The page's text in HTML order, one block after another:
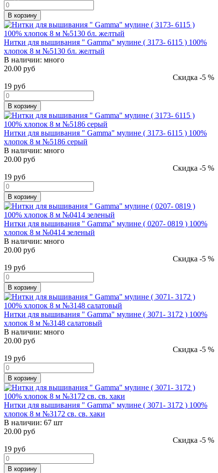
В корзину
Нитки для вышивания " Gamma" мулине ( 3173- 6115 ) 100%
хлопок 8 м №5130 бл. желтый
В наличии: много
20.00 руб
Скидка -5 %
19 руб
В корзину
Нитки для вышивания " Gamma" мулине ( 3173- 6115 ) 100%
хлопок 8 м №5186 серый
В наличии: много
20.00 руб
Скидка -5 %
19 руб
В корзину
Нитки для вышивания " Gamma" мулине ( 0207- 0819 ) 100%
хлопок 8 м №0414 зеленый
В наличии: много
20.00 руб
Скидка -5 %
19 руб
В корзину
Нитки для вышивания " Gamma" мулине ( 3071- 3172 ) 100%
хлопок 8 м №3148 салатовый
В наличии: много
20.00 руб
Скидка -5 %
19 руб
В корзину
Нитки для вышивания " Gamma" мулине ( 3071- 3172 ) 100%
хлопок 8 м №3172 св. св. хаки
В наличии: 67 шт
20.00 руб
Скидка -5 %
19 руб
В корзину